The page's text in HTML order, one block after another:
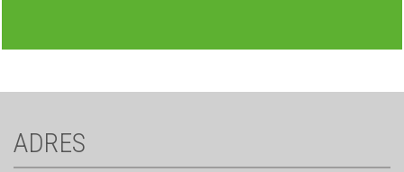
ADRES